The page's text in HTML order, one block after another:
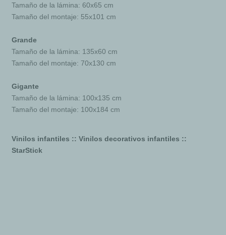
Tamaño de la lámina: 60x65 cm
Tamaño del montaje: 55x101 cm
Grande
Tamaño de la lámina: 135x60 cm
Tamaño del montaje: 70x130 cm
Gigante
Tamaño de la lámina: 100x135 cm
Tamaño del montaje: 100x184 cm
Vinilos infantiles :: Vinilos decorativos infantiles ::
StarStick